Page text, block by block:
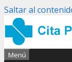
Saltar al
Menú